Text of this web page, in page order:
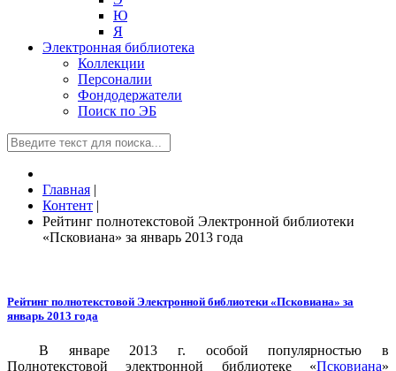
Ю
Я
Электронная библиотека
Коллекции
Персоналии
Фондодержатели
Поиск по ЭБ
Главная |
Контент |
Рейтинг полнотекстовой Электронной библиотеки
«Псковиана» за январь 2013 года
Рейтинг полнотекстовой Электронной библиотеки «Псковиана» за
январь 2013 года
В январе 2013 г. особой популярностью в
Полнотекстовой электронной библиотеке «Псковиана»